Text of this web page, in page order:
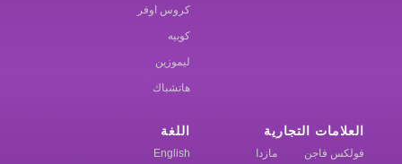
كروس اوفر
كوبيه
ليموزين
هاتشباك
العلامات التجارية
فولكس فاجن مازدا
اللغة
English